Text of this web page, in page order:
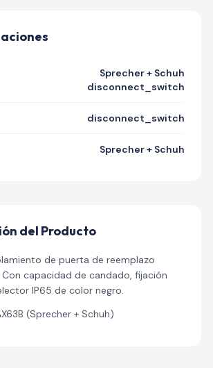
Sprecher + Schuh
disconnect_switch
disconnect_switch
Sprecher + Schuh
del Producto
de puerta de reemplazo
Con capacidad de candado, fijación
IP65 de color negro.
(Sprecher + Schuh)